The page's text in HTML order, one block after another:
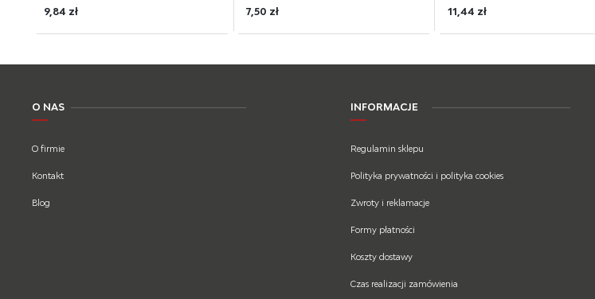
9,84 zł 7,50 zł 11,44 zł
O NAS
O firmie
Kontakt
Blog
INFORMACJE
Regulamin sklepu
Polityka prywatności i polityka cookies
Zwroty i reklamacje
Formy płatności
Koszty dostawy
Czas realizacji zamówienia